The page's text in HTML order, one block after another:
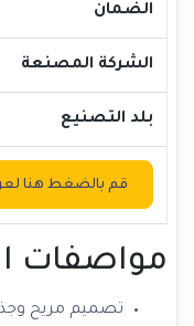
الضمان
الشركة المصنعة
بلد التصنيع
قم بالضغط هنا
مواصفات
تصميم مريح